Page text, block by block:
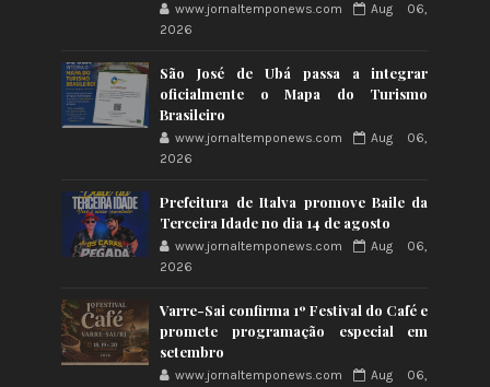
www.jornaltemponews.com
Aug 06,
2026
São José de Ubá passa a integrar
oficialmente o Mapa do Turismo
Brasileiro
www.jornaltemponews.com
Aug 06,
2026
Prefeitura de Italva promove Baile da
Terceira Idade no dia 14 de agosto
www.jornaltemponews.com
Aug 06,
2026
Varre-Sai confirma 1º Festival do Café e
promete programação especial em
setembro
www.jornaltemponews.com
Aug 06,